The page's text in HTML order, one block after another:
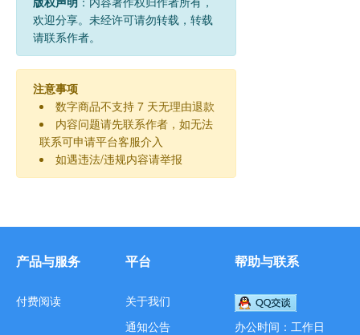
欢迎分享。未经许可请勿转载，转载
请联系作者。
注意事项
数字商品不支持 7 天无理由退款
内容问题请先联系作者，如无法
联系可申请平台客服介入
如遇违法/违规内容请举报
产品与服务
付费阅读
平台
关于我们
通知公告
帮助与联系
办公时间：工作日